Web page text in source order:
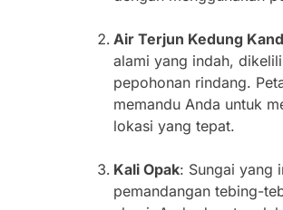
Air Terjun Kedung
alami yang indah,
pepohonan rindang.
memandu Anda untuk
lokasi yang tepat.
Kali Opak: Sungai yang
pemandangan tebing-